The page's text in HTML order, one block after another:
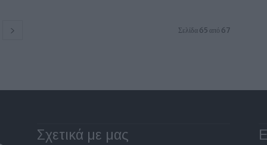
Σελίδα 65 από 67
Σχετικά με μας